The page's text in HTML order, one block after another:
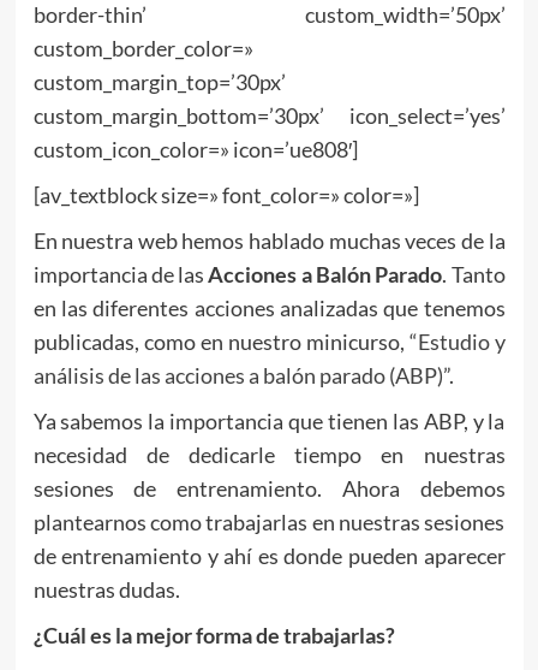
border-thin’ custom_width=’50px’
custom_border_color=»
custom_margin_top=’30px’
custom_margin_bottom=’30px’ icon_select=’yes’
custom_icon_color=» icon=’ue808′]
[av_textblock size=» font_color=» color=»]
En nuestra web hemos hablado muchas veces de la
importancia de lasAcciones a Balón Parado. Tanto
en las diferentes acciones analizadas que tenemos
publicadas, como en nuestro minicurso, “Estudio y
análisis de las acciones a balón parado (ABP)”.
Ya sabemos la importancia que tienen las ABP, y la
necesidad de dedicarle tiempo en nuestras
sesiones de entrenamiento. Ahora debemos
plantearnos como trabajarlas en nuestras sesiones
de entrenamiento y ahí es donde pueden aparecer
nuestras dudas.
¿Cuál es la mejor forma de trabajarlas?